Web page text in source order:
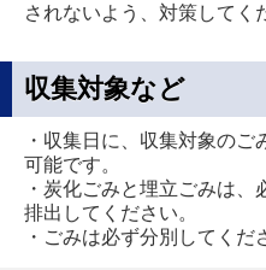
されないよう、対策してく
収集対象など
・収集日に、収集対象の
可能です。
・炭化ごみと埋立ごみは
排出してください。
・ごみは必ず分別してくだ